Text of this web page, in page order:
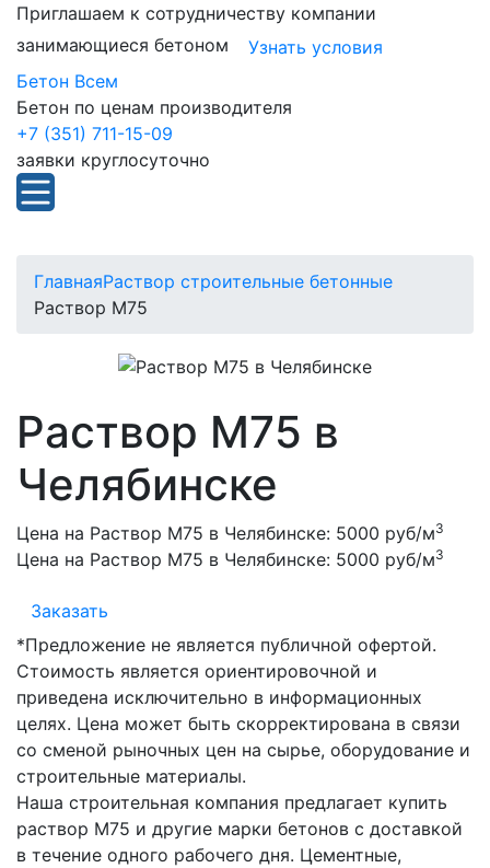
Приглашаем к сотрудничеству компании
занимающиеся бетоном
Узнать условия
Бетон Всем
Бетон по ценам производителя
+7 (351) 711-15-09
заявки круглосуточно
ГлавнаяРаствор строительные бетонные
Раствор М75
Раствор М75 в
Челябинске
Цена на Раствор М75 в Челябинске: 5000 руб/м3
Цена на Раствор М75 в Челябинске: 5000 руб/м3
Заказать
*Предложение не является публичной офертой.
Стоимость является ориентировочной и
приведена исключительно в информационных
целях. Цена может быть скорректирована в связи
со сменой рыночных цен на сырье, оборудование и
строительные материалы.
Наша строительная компания предлагает купить
раствор М75 и другие марки бетонов с доставкой
в течение одного рабочего дня. Цементные,